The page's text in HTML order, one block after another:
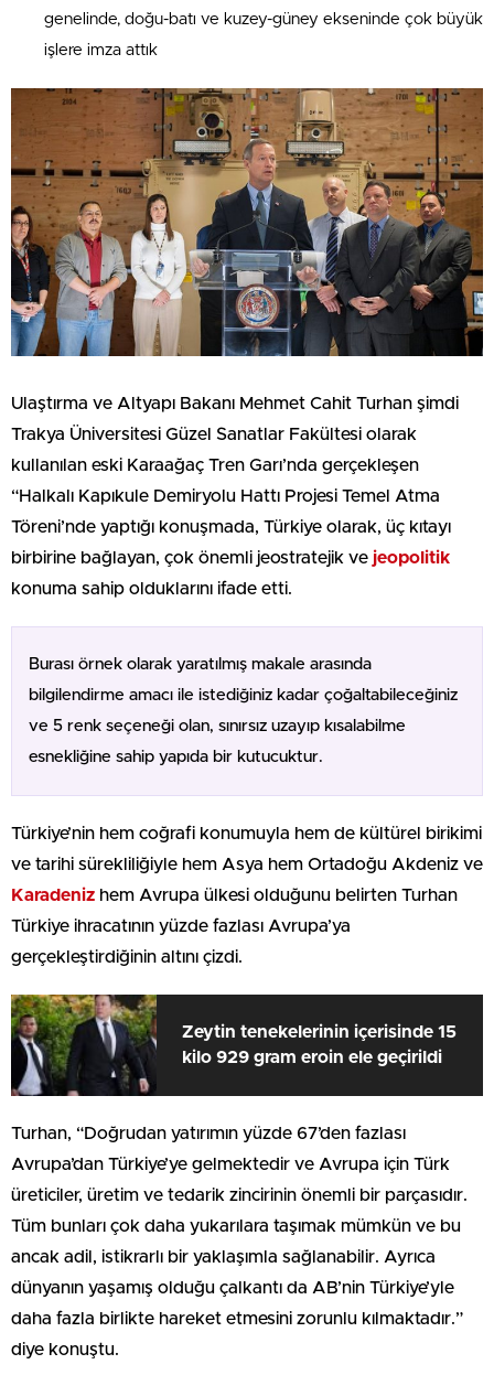
genelinde, doğu-batı ve kuzey-güney ekseninde çok büyük
işlere imza attık
Ulaştırma ve Altyapı Bakanı Mehmet Cahit Turhan şimdi
Trakya Üniversitesi Güzel Sanatlar Fakültesi olarak
kullanılan eski Karaağaç Tren Garı’nda gerçekleşen
“Halkalı Kapıkule Demiryolu Hattı Projesi Temel Atma
Töreni’nde yaptığı konuşmada, Türkiye olarak, üç kıtayı
birbirine bağlayan, çok önemli jeostratejik ve jeopolitik
konuma sahip olduklarını ifade etti.
Burası örnek olarak yaratılmış makale arasında
bilgilendirme amacı ile istediğiniz kadar çoğaltabileceğiniz
ve 5 renk seçeneği olan, sınırsız uzayıp kısalabilme
esnekliğine sahip yapıda bir kutucuktur.
Türkiye’nin hem coğrafi konumuyla hem de kültürel birikimi
ve tarihi sürekliliğiyle hem Asya hem Ortadoğu Akdeniz ve
Karadeniz hem Avrupa ülkesi olduğunu belirten Turhan
Türkiye ihracatının yüzde fazlası Avrupa’ya
gerçekleştirdiğinin altını çizdi.
Zeytin tenekelerinin içerisinde 15
kilo 929 gram eroin ele geçirildi
Turhan, “Doğrudan yatırımın yüzde 67’den fazlası
Avrupa’dan Türkiye’ye gelmektedir ve Avrupa için Türk
üreticiler, üretim ve tedarik zincirinin önemli bir parçasıdır.
Tüm bunları çok daha yukarılara taşımak mümkün ve bu
ancak adil, istikrarlı bir yaklaşımla sağlanabilir. Ayrıca
dünyanın yaşamış olduğu çalkantı da AB’nin Türkiye’yle
daha fazla birlikte hareket etmesini zorunlu kılmaktadır.”
diye konuştu.